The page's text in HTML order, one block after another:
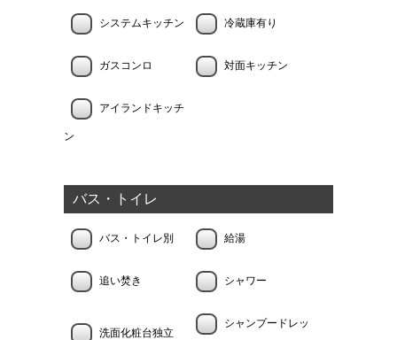
システムキッチン 冷蔵庫有り
ガスコンロ 対面キッチン
アイランドキッチ
ン
バス・トイレ
バス・トイレ別 給湯
追い焚き シャワー
洗面化粧台独立
シャンプードレッ